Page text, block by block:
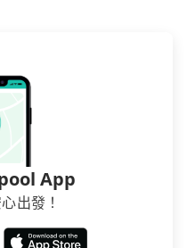
App
出發！